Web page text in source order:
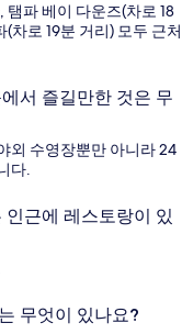
파 베이 다운즈(차로 18
차로 19분 거리) 모두 근처
서 즐길만한 것은 무
외 수영장뿐만 아니라 24
다.
근에 레스토랑이 있
무엇이 있나요?